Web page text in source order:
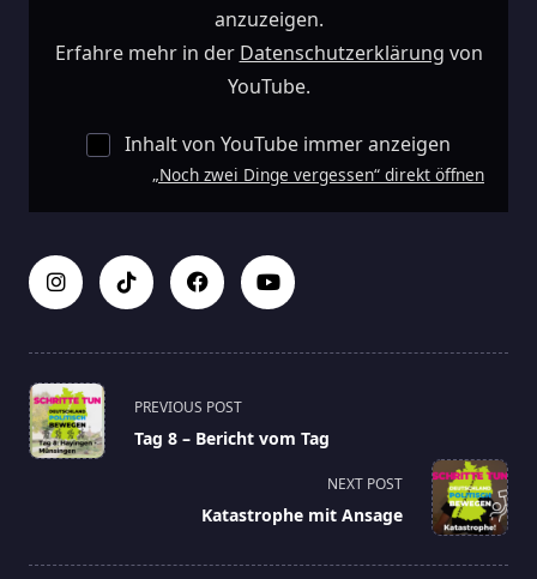
anzuzeigen.
Erfahre mehr in der Datenschutzerklärung von
YouTube.
Inhalt von YouTube immer anzeigen
„Noch zwei Dinge vergessen“ direkt öffnen
<span
class="nav-
subtitle
PREVIOUS POST
Tag 8 – Bericht vom Tag
NEXT POST
Katastrophe mit Ansage